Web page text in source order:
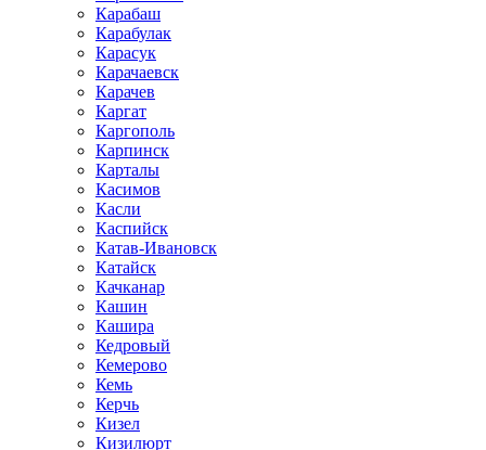
Карабаш
Карабулак
Карасук
Карачаевск
Карачев
Каргат
Каргополь
Карпинск
Карталы
Касимов
Касли
Каспийск
Катав-Ивановск
Катайск
Качканар
Кашин
Кашира
Кедровый
Кемерово
Кемь
Керчь
Кизел
Кизилюрт